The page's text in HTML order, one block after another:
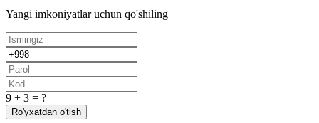
Yangi imkoniyatlar uchun qo'shiling
9 + 3 = ?
Ro'yxatdan o'tish